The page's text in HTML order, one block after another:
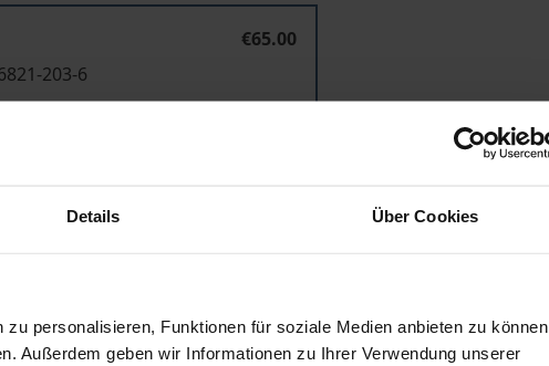
Details Über Cookies
personalisieren, Funktionen für soziale Medien anbieten zu können
Außerdem geben wir Informationen zu Ihrer Verwendung unserer
€65.00
203-6